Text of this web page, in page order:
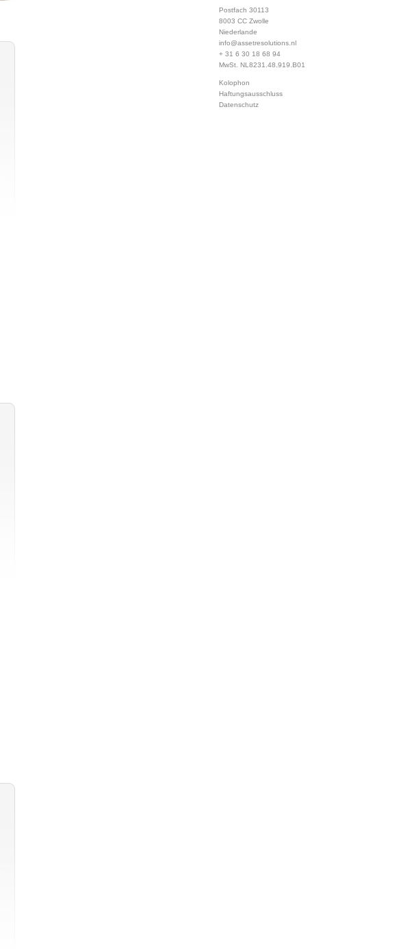
Postfach 30113
8003 CC Zwolle
Niederlande
info@assetresolutions.nl
+ 31 6 30 18 68 94
MwSt. NL8231.48.919.B01
Kolophon
Haftungsausschluss
Datenschutz